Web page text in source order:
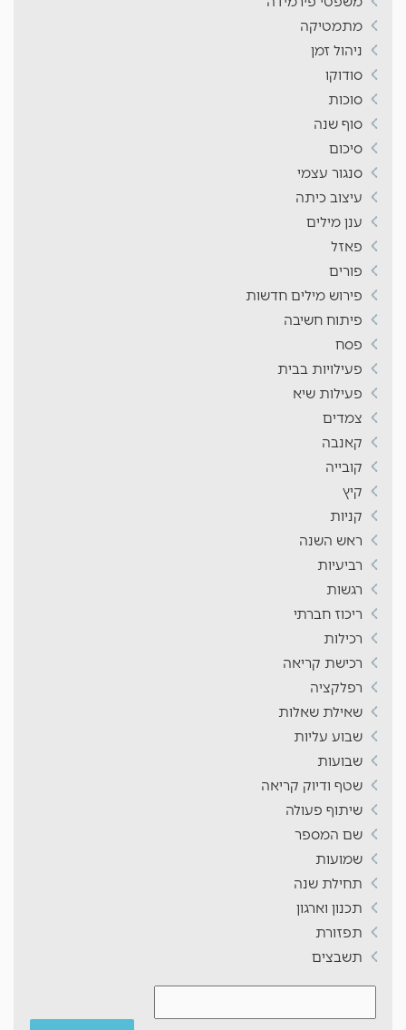
מתמטיקה
ניהול זמן
סודוקו
סוכות
סוף שנה
סיכום
סנגור עצמי
עיצוב כיתה
ענן מילים
פאזל
פורים
פירוש מילים חדשות
פיתוח חשיבה
פסח
פעילויות בבית
פעילות שיא
צמדים
קאנבה
קובייה
קיץ
קניות
ראש השנה
רביעיות
רגשות
ריכוז חברתי
רכילות
רכישת קריאה
רפלקציה
שאילת שאלות
שבוע עליות
שבועות
שטף ודיוק קריאה
שיתוף פעולה
שם המספר
שמועות
תחילת שנה
תכנון וארגון
תפזורת
תשבצים